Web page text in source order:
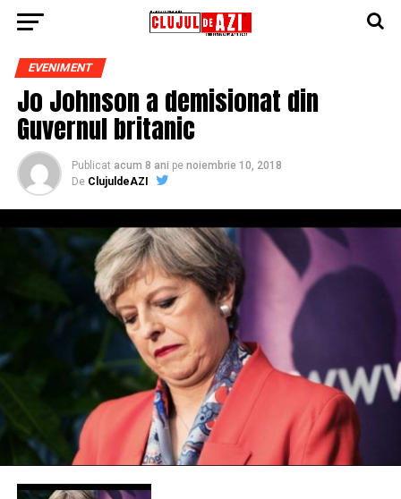
EVENIMENT
Jo Johnson a demisionat din
Guvernul britanic
Publicat acum 8 ani pe noiembrie 10, 2018
De ClujuldeAZI